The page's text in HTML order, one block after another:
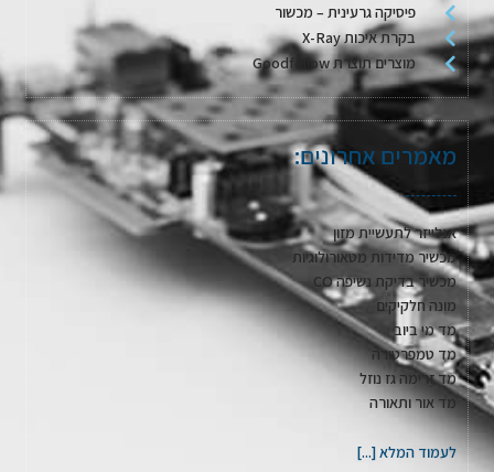
פיסיקה גרעינית – מכשור
בקרת איכות X-Ray
מוצרים תוצרת Goodfellow
מאמרים אחרונים:
אנלייזר לתעשיית מזון
מכשיר מדידות מטאורולוגיות
מכשיר בדיקת נשיפה CO
מונה חלקיקים
מד מי ביוב
מד טמפרטורה
מד זרימה גז נוזל
מד אור ותאורה
לעמוד המלא [...]